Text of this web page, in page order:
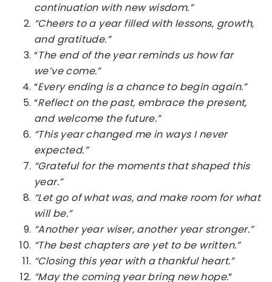
continuation with new wisdom.”
“Cheers to a year filled with lessons, growth,
and gratitude.”
“The end of the year reminds us how far
we’ve come.”
“Every ending is a chance to begin again.”
“Reflect on the past, embrace the present,
and welcome the future.”
“This year changed me in ways I never
expected.”
“Grateful for the moments that shaped this
year.”
“Let go of what was, and make room for what
will be.”
“Another year wiser, another year stronger.”
“The best chapters are yet to be written.”
“Closing this year with a thankful heart.”
“May the coming year bring new hope.”